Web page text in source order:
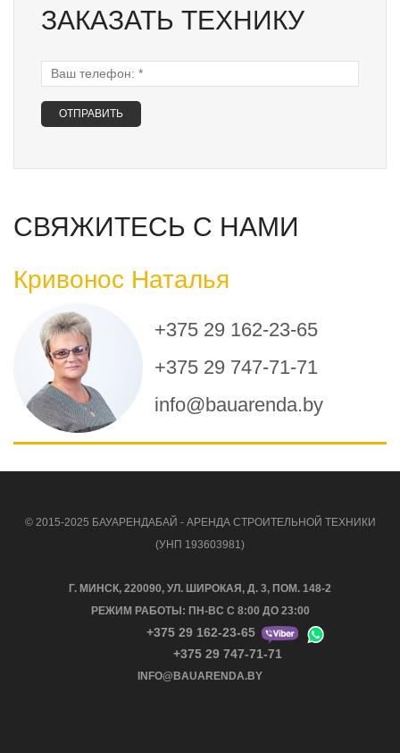
ЗАКАЗАТЬ ТЕХНИКУ
Ваш телефон:
СВЯЖИТЕСЬ С НАМИ
Кривонос Наталья
+375 29 162-23-65
+375 29 747-71-71
info@bauarenda.by
© 2015-2025 БАУАРЕНДАБАЙ - АРЕНДА СТРОИТЕЛЬНОЙ ТЕХНИКИ
(УНП 193603981)
Г. МИНСК, 220090, УЛ. ШИРОКАЯ, Д. 3, ПОМ. 148-2
РЕЖИМ РАБОТЫ: ПН-ВС С 8:00 ДО 23:00
+375 29 162-23-65
+375 29 747-71-71
INFO@BAUARENDA.BY